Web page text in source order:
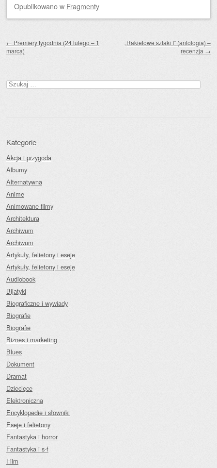
Opublikowanow Fragmenty
← Premiery tygodnia (24 lutego – 1
marca)
„Rakietowe szlaki I” (antologia) –
recenzja →
Szukaj:
Kategorie
Akcja i przygoda
Albumy
Alternatywna
Anime
Animowane filmy
Architektura
Archiwum
Archiwum
Artykuły, felietony i eseje
Artykuły, felietony i eseje
Audiobook
Bijatyki
Biograficzne i wywiady
Biografie
Biografie
Biznes i marketing
Blues
Dokument
Dramat
Dziecięce
Elektroniczna
Encyklopedie i słowniki
Eseje i felietony
Fantastyka i horror
Fantastyka i s-f
Film